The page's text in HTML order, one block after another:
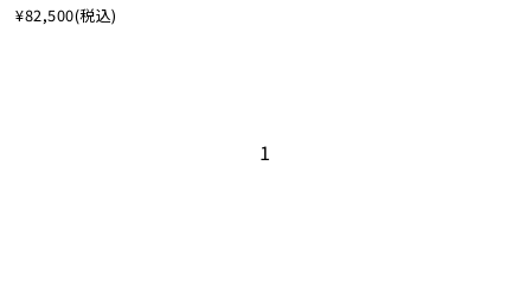
¥82,500(税込)
1